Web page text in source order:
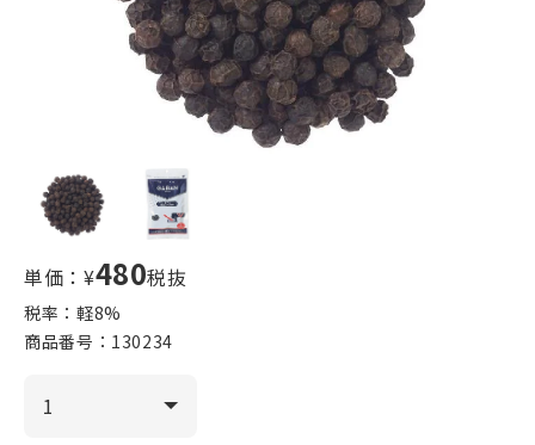
単価：¥480税抜
税率：軽8%
商品番号： 130234